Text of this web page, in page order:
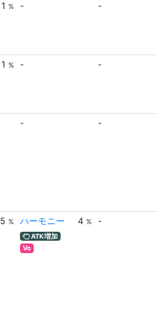
1 % - -
1 % - -
- -
5 % ハーモニー
ATK増加
Vo
4 % -